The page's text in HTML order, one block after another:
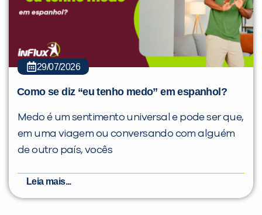
29/07/2026
Como se diz “eu tenho medo” em espanhol?
Medo é um sentimento universal e pode ser que,
em uma viagem ou conversando com alguém
de outro país, vocês
Leia mais...